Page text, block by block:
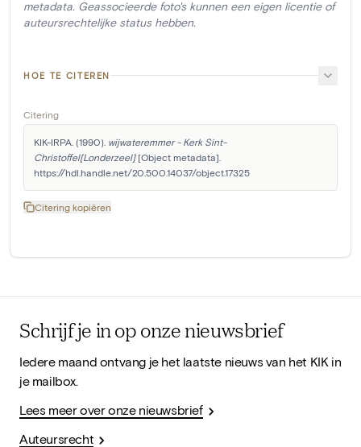
metadata. Geassocieerde foto's kunnen een eigen licentie of
auteursrechtelijke status hebben.
HOE TE CITEREN
Citering
KIK-IRPA. (1990). wijwateremmer - Kerk Sint-
Christoffel[Londerzeel] [Object metadata].
https://hdl.handle.net/20.500.14037/object.17325
Citering kopiëren
Schrijf je in op onze nieuwsbrief
Iedere maand ontvang je het laatste nieuws van het KIK in
je mailbox.
Lees meer over onze nieuwsbrief
Auteursrecht